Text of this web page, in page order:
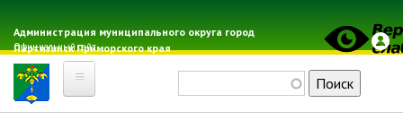
основному
содержанию
Администрация муниципального округа город
Партизанск Приморского края
Официальный сайт
Главная